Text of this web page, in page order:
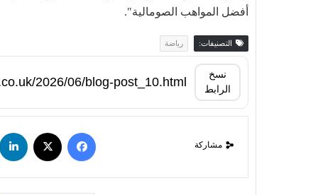
أفضل المواهب الصومالية".
التصنيفات: رياضة
نسخ
الرابط
مشاركة